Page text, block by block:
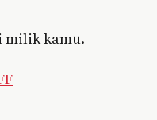
milik kamu.